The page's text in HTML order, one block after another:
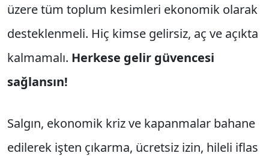
üzere tüm toplum kesimleri ekonomik olarak
desteklenmeli. Hiç kimse gelirsiz, aç ve açıkta
kalmamalı. Herkese gelir güvencesi
sağlansın!
Salgın, ekonomik kriz ve kapanmalar bahane
edilerek işten çıkarma, ücretsiz izin, hileli iflas